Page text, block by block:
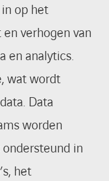
op het
verhogen van
en analytics.
wat wordt
Data
worden
in
het